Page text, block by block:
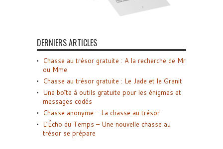
DERNIERS ARTICLES
Chasse au trésor gratuite : A la recherche de Mr
ou Mme
Chasse au trésor gratuite : Le Jade et le Granit
Une boîte à outils gratuite pour les énigmes et
messages codés
Chasse anonyme – La chasse au trésor
L’Écho du Temps – Une nouvelle chasse au
trésor se prépare